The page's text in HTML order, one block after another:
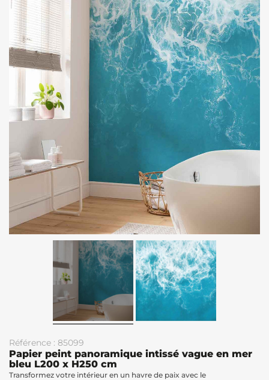
Référence : 85099
Papier peint panoramique intissé vague en mer
bleu L200 x H250 cm
Transformez votre intérieur en un havre de paix avec le